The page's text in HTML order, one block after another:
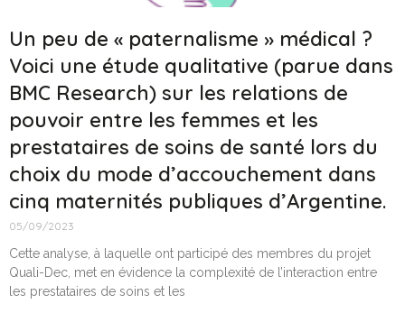
Un peu de « paternalisme » médical ?
Voici une étude qualitative (parue dans
BMC Research) sur les relations de
pouvoir entre les femmes et les
prestataires de soins de santé lors du
choix du mode d’accouchement dans
cinq maternités publiques d’Argentine.
05/09/2023
Cette analyse, à laquelle ont participé des membres du projet
Quali-Dec, met en évidence la complexité de l’interaction entre
les prestataires de soins et les